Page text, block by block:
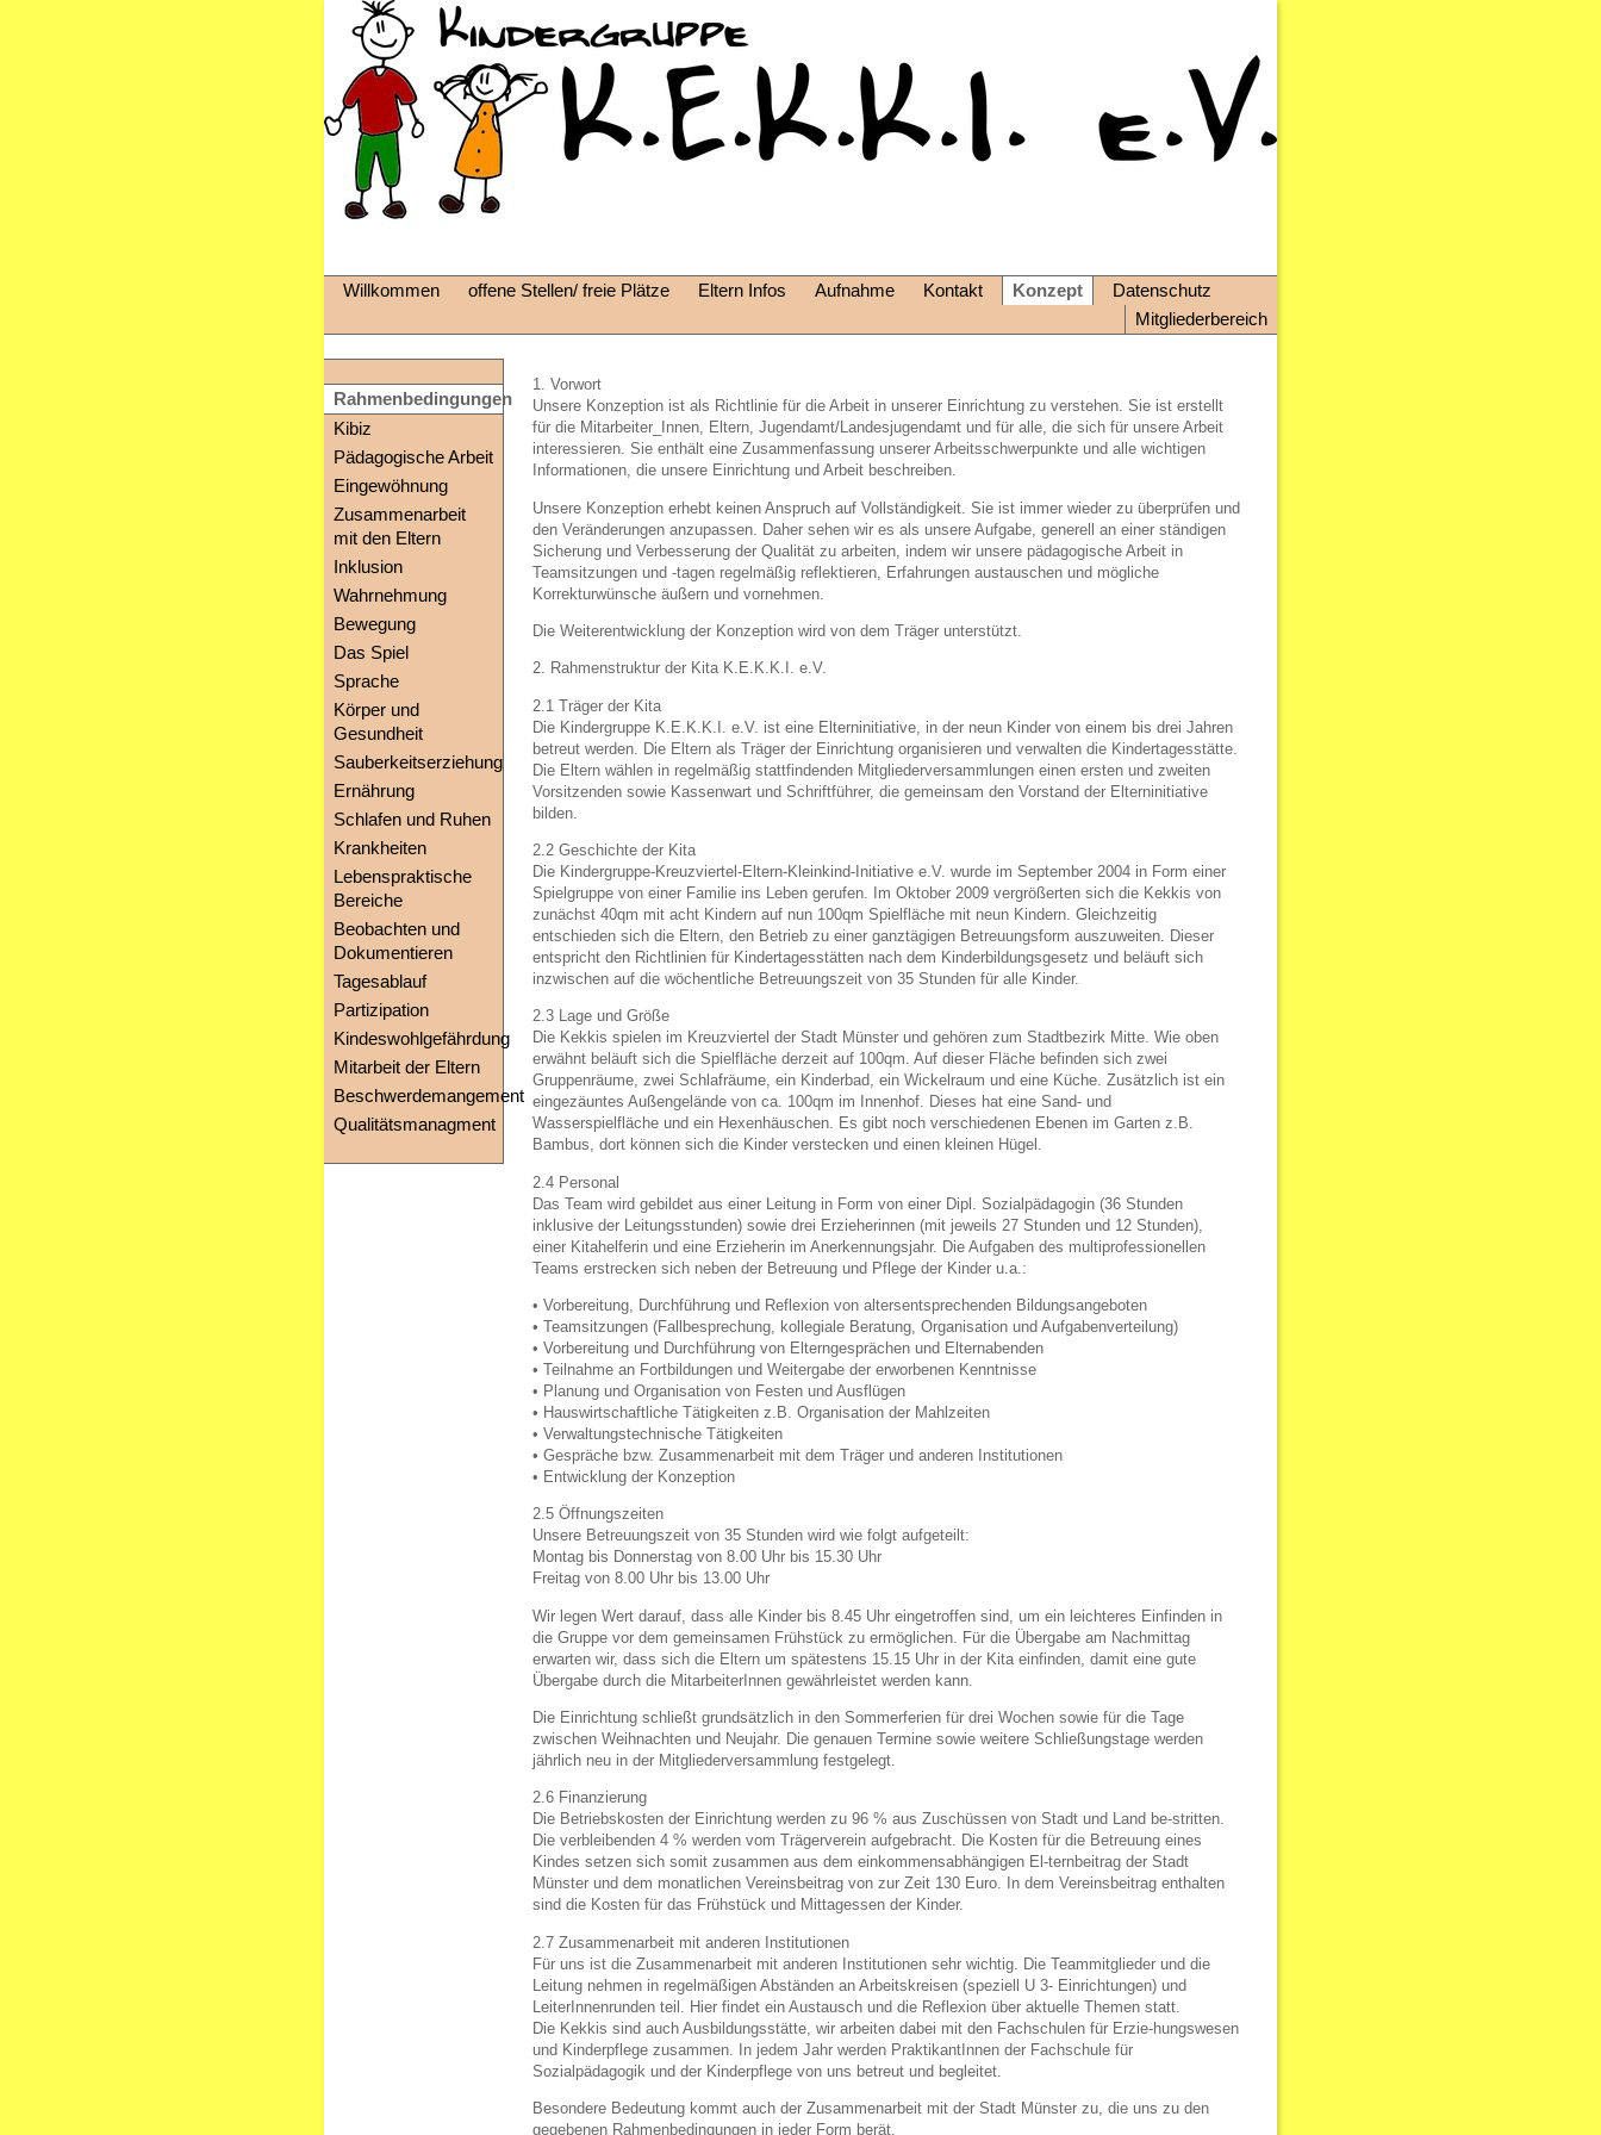
Willkommen offene Stellen/ freie Plätze Eltern Infos Aufnahme Kontakt Konzept
Datenschutz
Mitgliederbereich
Rahmenbedingungen
Kibiz
Pädagogische Arbeit
Eingewöhnung
Zusammenarbeit
mit den Eltern
Inklusion
Wahrnehmung
Bewegung
Das Spiel
Sprache
Körper und
Gesundheit
Sauberkeitserziehung
Ernährung
Schlafen und Ruhen
Krankheiten
Lebenspraktische
Bereiche
Beobachten und
Dokumentieren
Tagesablauf
Partizipation
Kindeswohlgefährdung
Mitarbeit der Eltern
Beschwerdemangement
Qualitätsmanagment
1. Vorwort
Unsere Konzeption ist als Richtlinie für die Arbeit in unserer Einrichtung zu verstehen. Sie ist erstellt
für die Mitarbeiter_Innen, Eltern, Jugendamt/Landesjugendamt und für alle, die sich für unsere Arbeit
interessieren. Sie enthält eine Zusammenfassung unserer Arbeitsschwerpunkte und alle wichtigen
Informationen, die unsere Einrichtung und Arbeit beschreiben.
Unsere Konzeption erhebt keinen Anspruch auf Vollständigkeit. Sie ist immer wieder zu überprüfen und
den Veränderungen anzupassen. Daher sehen wir es als unsere Aufgabe, generell an einer ständigen
Sicherung und Verbesserung der Qualität zu arbeiten, indem wir unsere pädagogische Arbeit in
Teamsitzungen und -tagen regelmäßig reflektieren, Erfahrungen austauschen und mögliche
Korrekturwünsche äußern und vornehmen.
Die Weiterentwicklung der Konzeption wird von dem Träger unterstützt.
2. Rahmenstruktur der Kita K.E.K.K.I. e.V.
2.1 Träger der Kita
Die Kindergruppe K.E.K.K.I. e.V. ist eine Elterninitiative, in der neun Kinder von einem bis drei Jahren
betreut werden. Die Eltern als Träger der Einrichtung organisieren und verwalten die Kindertagesstätte.
Die Eltern wählen in regelmäßig stattfindenden Mitgliederversammlungen einen ersten und zweiten
Vorsitzenden sowie Kassenwart und Schriftführer, die gemeinsam den Vorstand der Elterninitiative
bilden.
2.2 Geschichte der Kita
Die Kindergruppe-Kreuzviertel-Eltern-Kleinkind-Initiative e.V. wurde im September 2004 in Form einer
Spielgruppe von einer Familie ins Leben gerufen. Im Oktober 2009 vergrößerten sich die Kekkis von
zunächst 40qm mit acht Kindern auf nun 100qm Spielfläche mit neun Kindern. Gleichzeitig
entschieden sich die Eltern, den Betrieb zu einer ganztägigen Betreuungsform auszuweiten. Dieser
entspricht den Richtlinien für Kindertagesstätten nach dem Kinderbildungsgesetz und beläuft sich
inzwischen auf die wöchentliche Betreuungszeit von 35 Stunden für alle Kinder.
2.3 Lage und Größe
Die Kekkis spielen im Kreuzviertel der Stadt Münster und gehören zum Stadtbezirk Mitte. Wie oben
erwähnt beläuft sich die Spielfläche derzeit auf 100qm. Auf dieser Fläche befinden sich zwei
Gruppenräume, zwei Schlafräume, ein Kinderbad, ein Wickelraum und eine Küche. Zusätzlich ist ein
eingezäuntes Außengelände von ca. 100qm im Innenhof. Dieses hat eine Sand- und
Wasserspielfläche und ein Hexenhäuschen. Es gibt noch verschiedenen Ebenen im Garten z.B.
Bambus, dort können sich die Kinder verstecken und einen kleinen Hügel.
2.4 Personal
Das Team wird gebildet aus einer Leitung in Form von einer Dipl. Sozialpädagogin (36 Stunden
inklusive der Leitungsstunden) sowie drei Erzieherinnen (mit jeweils 27 Stunden und 12 Stunden),
einer Kitahelferin und eine Erzieherin im Anerkennungsjahr. Die Aufgaben des multiprofessionellen
Teams erstrecken sich neben der Betreuung und Pflege der Kinder u.a.:
• Vorbereitung, Durchführung und Reflexion von altersentsprechenden Bildungsangeboten
• Teamsitzungen (Fallbesprechung, kollegiale Beratung, Organisation und Aufgabenverteilung)
• Vorbereitung und Durchführung von Elterngesprächen und Elternabenden
• Teilnahme an Fortbildungen und Weitergabe der erworbenen Kenntnisse
• Planung und Organisation von Festen und Ausflügen
• Hauswirtschaftliche Tätigkeiten z.B. Organisation der Mahlzeiten
• Verwaltungstechnische Tätigkeiten
• Gespräche bzw. Zusammenarbeit mit dem Träger und anderen Institutionen
• Entwicklung der Konzeption
2.5 Öffnungszeiten
Unsere Betreuungszeit von 35 Stunden wird wie folgt aufgeteilt:
Montag bis Donnerstag von 8.00 Uhr bis 15.30 Uhr
Freitag von 8.00 Uhr bis 13.00 Uhr
Wir legen Wert darauf, dass alle Kinder bis 8.45 Uhr eingetroffen sind, um ein leichteres Einfinden in
die Gruppe vor dem gemeinsamen Frühstück zu ermöglichen. Für die Übergabe am Nachmittag
erwarten wir, dass sich die Eltern um spätestens 15.15 Uhr in der Kita einfinden, damit eine gute
Übergabe durch die MitarbeiterInnen gewährleistet werden kann.
Die Einrichtung schließt grundsätzlich in den Sommerferien für drei Wochen sowie für die Tage
zwischen Weihnachten und Neujahr. Die genauen Termine sowie weitere Schließungstage werden
jährlich neu in der Mitgliederversammlung festgelegt.
2.6 Finanzierung
Die Betriebskosten der Einrichtung werden zu 96 % aus Zuschüssen von Stadt und Land be-stritten.
Die verbleibenden 4 % werden vom Trägerverein aufgebracht. Die Kosten für die Betreuung eines
Kindes setzen sich somit zusammen aus dem einkommensabhängigen El-ternbeitrag der Stadt
Münster und dem monatlichen Vereinsbeitrag von zur Zeit 130 Euro. In dem Vereinsbeitrag enthalten
sind die Kosten für das Frühstück und Mittagessen der Kinder.
2.7 Zusammenarbeit mit anderen Institutionen
Für uns ist die Zusammenarbeit mit anderen Institutionen sehr wichtig. Die Teammitglieder und die
Leitung nehmen in regelmäßigen Abständen an Arbeitskreisen (speziell U 3- Einrichtungen) und
LeiterInnenrunden teil. Hier findet ein Austausch und die Reflexion über aktuelle Themen statt.
Die Kekkis sind auch Ausbildungsstätte, wir arbeiten dabei mit den Fachschulen für Erzie-hungswesen
und Kinderpflege zusammen. In jedem Jahr werden PraktikantInnen der Fachschule für
Sozialpädagogik und der Kinderpflege von uns betreut und begleitet.
Besondere Bedeutung kommt auch der Zusammenarbeit mit der Stadt Münster zu, die uns zu den
gegebenen Rahmenbedingungen in jeder Form berät.